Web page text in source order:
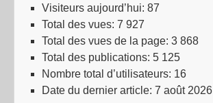
Visiteurs aujourd’hui: 87
Total des vues: 7 927
Total des vues de la page: 3 868
Total des publications: 5 125
Nombre total d’utilisateurs: 16
Date du dernier article: 7 août 2026